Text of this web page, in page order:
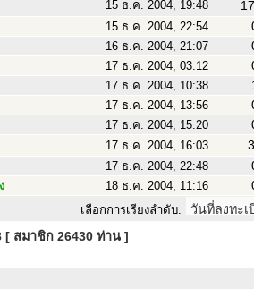
15 ธ.ค. 2004, 19:48
15 ธ.ค. 2004, 22:54
16 ธ.ค. 2004, 21:07
17 ธ.ค. 2004, 03:12
17 ธ.ค. 2004, 10:38
17 ธ.ค. 2004, 13:56
17 ธ.ค. 2004, 15:20
17 ธ.ค. 2004, 16:03
17 ธ.ค. 2004, 22:48
18 ธ.ค. 2004, 11:16
เลือกการเรียงลำดับ:
[ สมาชิก 26430 ท่าน ]